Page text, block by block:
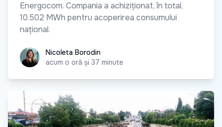
Energocom. Compania a achiziționat, în total,
10.502 MWh pentru acoperirea consumului
național.
Nicoleta Borodin
Nicoleta Borodin
acum o oră și 37 minute